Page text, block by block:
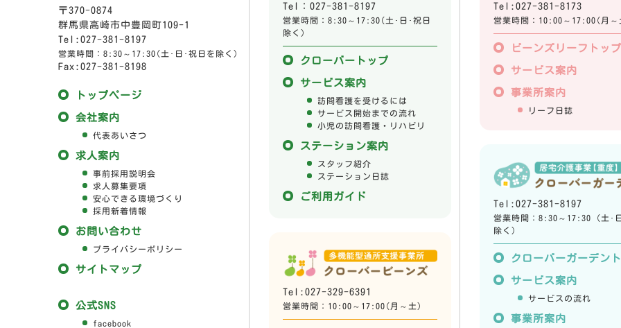
〒370-0874
群馬県高崎市中豊岡町109-1
Tel:027-381-8197
営業時間：8:30～17:30(土･日･祝日を除く)
Fax:027-381-8198
トップページ
会社案内
代表あいさつ
求人案内
事前採用説明会
求人募集要項
安心できる環境づくり
採用新着情報
お問い合わせ
プライバシーポリシー
サイトマップ
公式SNS
facebook
Tel：027-381-8197
営業時間：8:30～17:30(土･日･祝日
除く)
クローバートップ
サービス案内
訪問看護を受けるには
サービス開始までの流れ
小児の訪問看護・リハビリ
ステーション案内
スタッフ紹介
ステーション日誌
ご利用ガイド
Tel:027-329-6391
営業時間：10:00～17:00(月～土)
Tel:027-381-8173
営業時間：10:00～17:00(月
ビーンズリーフトップ
サービス案内
事業所案内
リーフ日誌
Tel:027-381-8197
営業時間：8:30～17:30 (土･
除く)
クローバーガーデン
サービス案内
サービスの流れ
事業所案内